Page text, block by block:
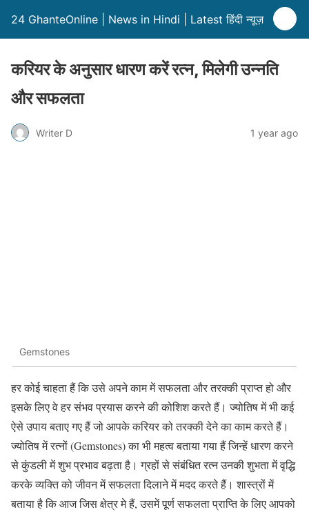
24 GhanteOnline | News in Hindi | Latest हिंदी न्यूज़
करियर के अनुसार धारण करें रत्न, मिलेगी उन्नति
और सफलता
Writer D 1 year ago
Gemstones
हर कोई चाहता हैं कि उसे अपने काम में सफलता और तरक्की प्राप्त हो और
इसके लिए वे हर संभव प्रयास करने की कोशिश करते हैं। ज्योतिष में भी कई
ऐसे उपाय बताए गए हैं जो आपके करियर को तरक्की देने का काम करते हैं।
ज्योतिष में रत्नों (Gemstones) का भी महत्व बताया गया हैं जिन्हें धारण करने
से कुंडली में शुभ प्रभाव बढ़ता है। ग्रहों से संबंधित रत्न उनकी शुभता में वृद्धि
करके व्यक्ति को जीवन में सफलता दिलाने में मदद करते हैं। शास्त्रों में
बताया है कि आज जिस क्षेत्र मे हैं, उसमें पूर्ण सफलता प्राप्ति के लिए आपको